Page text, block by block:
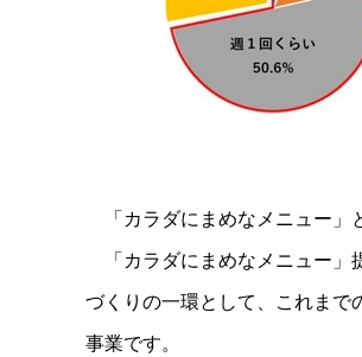
「カラダにまめなメニュー
「カラダにまめなメニュー
づくりの一環として、これまで
事業です。